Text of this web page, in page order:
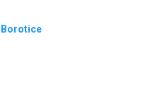
Borotice